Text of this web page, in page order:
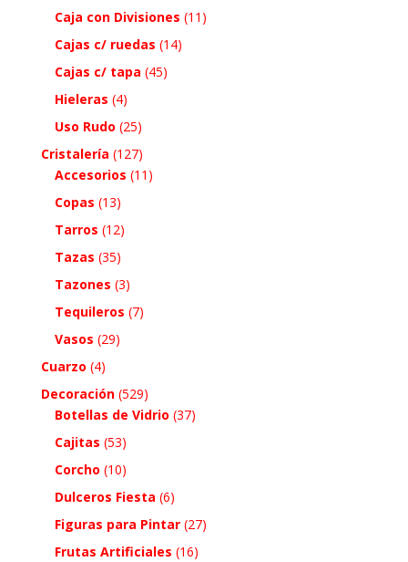
Caja con Divisiones (11)
Cajas c/ ruedas (14)
Cajas c/ tapa (45)
Hieleras (4)
Uso Rudo (25)
Cristalería (127)
Accesorios (11)
Copas (13)
Tarros (12)
Tazas (35)
Tazones (3)
Tequileros (7)
Vasos (29)
Cuarzo (4)
Decoración (529)
Botellas de Vidrio (37)
Cajitas (53)
Corcho (10)
Dulceros Fiesta (6)
Figuras para Pintar (27)
Frutas Artificiales (16)